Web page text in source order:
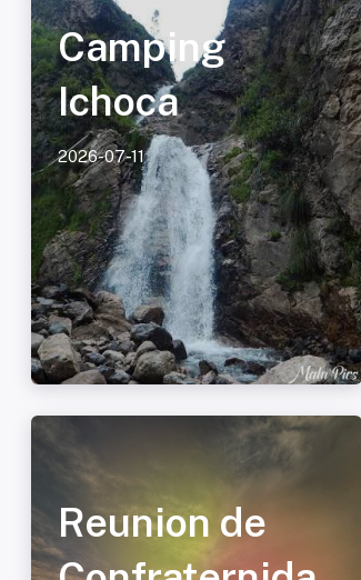
Camping
Ichoca
2026-07-11
Reunion de